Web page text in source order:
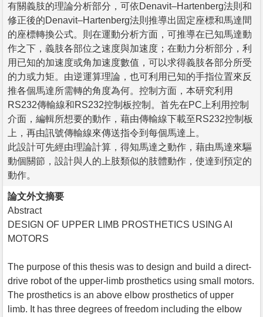
有關義肢的理論分析部分，可依Denavit–Hartenberg法則和
修正後的Denavit–Hartenberg法則推導出固定座標和馬達間
的座標轉換公式。則在運動分析方面，可推導在已知馬達動
作之下，義肢各部位之速度與加速度；在動力分析部分，利
用已知的加速度或角加速度數值，可以求得義肢各部分所受
的力或力矩。由逆運算理論，也可利用已知的手指位置來反
推各個馬達所需轉的角度為何。控制方面，本研究利用
RS232傳輸線和RS232控制板控制。首先在PC上利用控制
介面，編輯所想要的動作，藉由傳輸線下載至RS232控制板
上，再由訊號傳輸線來傳送指令到每個馬達上。
此設計可先經由理論計算，得知馬達之動作，藉由馬達來驅
動個關節，設計與人的上肢類似的肢體動作，使達到預定的
動作。
論文外文摘要
Abstract
DESIGN OF UPPER LIMB PROSTHETICS USING AI
MOTORS
The purpose of this thesis was to design and build a direct-
drive robot of the upper-limb prosthetics using small motors.
The prosthetics is an above elbow prosthetics of upper
limb. It has three degrees of freedom including the elbow